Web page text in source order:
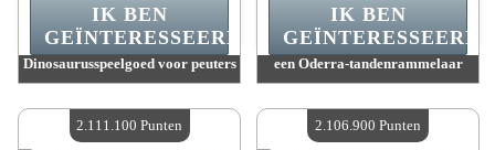
Dinosaurusspeelgoed voor peuters
Beschikbare hoeveelheid :4
IK BEN
GEÏNTERESSEERD.
een Oderra-tandenrammelaar
Beschikbare hoeveelheid :4
IK BEN
GEÏNTERESSEERD.
2.111.100 Punten 2.106.900 Punten